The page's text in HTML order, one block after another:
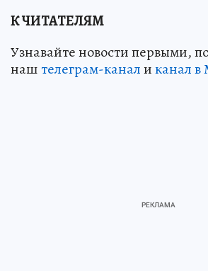
К ЧИТАТЕЛЯМ
Узнавайте новости первыми,
наштелеграм-каналиканал